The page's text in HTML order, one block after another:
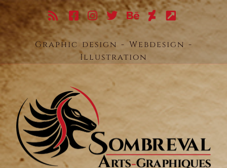
Graphic design - Webdesign -
Illustration